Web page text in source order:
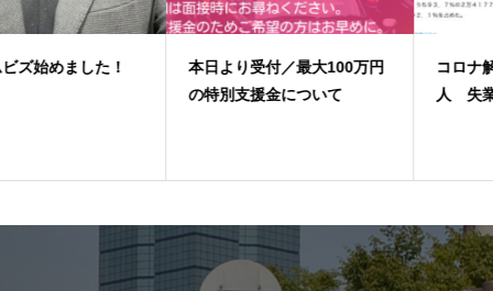
本日より受付／最大100万円
の特別支援金について
コロナ解雇、宮城県内７４３
人 失業者増加続く